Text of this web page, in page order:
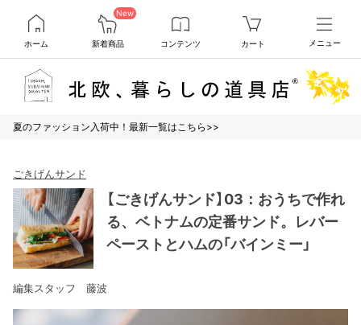
ホーム
New
新着商品 コンテンツ カート メニュー
夏のファッション入荷中！最新一覧はこちら>>
ごきげんサンド
【ごきげんサンド】03：おうちで作れ
る、ベトナムの定番サンド。レバー
ペーストとハムの「バインミー」
編集スタッフ 藤波